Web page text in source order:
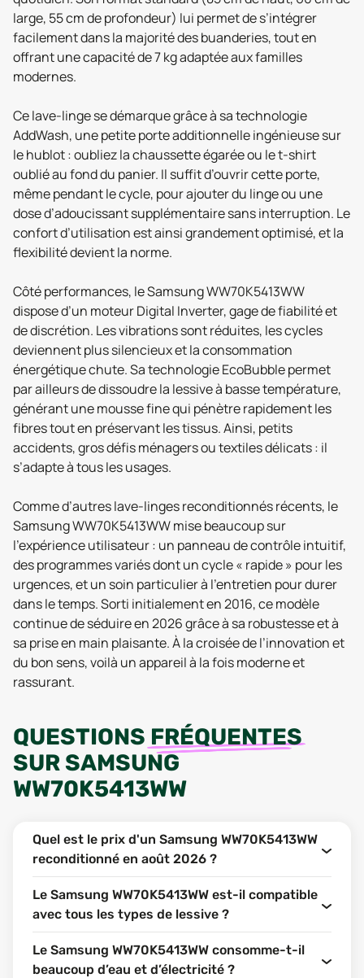
large, 55 cm de profondeur) lui permet de s’intégrer
facilement dans la majorité des buanderies, tout en
offrant une capacité de 7 kg adaptée aux familles
modernes.
Ce lave-linge se démarque grâce à sa technologie
AddWash, une petite porte additionnelle ingénieuse sur
le hublot : oubliez la chaussette égarée ou le t-shirt
oublié au fond du panier. Il suffit d’ouvrir cette porte,
même pendant le cycle, pour ajouter du linge ou une
dose d’adoucissant supplémentaire sans interruption. Le
confort d’utilisation est ainsi grandement optimisé, et la
flexibilité devient la norme.
Côté performances, le Samsung WW70K5413WW
dispose d’un moteur Digital Inverter, gage de fiabilité et
de discrétion. Les vibrations sont réduites, les cycles
deviennent plus silencieux et la consommation
énergétique chute. Sa technologie EcoBubble permet
par ailleurs de dissoudre la lessive à basse température,
générant une mousse fine qui pénètre rapidement les
fibres tout en préservant les tissus. Ainsi, petits
accidents, gros défis ménagers ou textiles délicats : il
s’adapte à tous les usages.
Comme d’autres lave-linges reconditionnés récents, le
Samsung WW70K5413WW mise beaucoup sur
l’expérience utilisateur : un panneau de contrôle intuitif,
des programmes variés dont un cycle « rapide » pour les
urgences, et un soin particulier à l’entretien pour durer
dans le temps. Sorti initialement en 2016, ce modèle
continue de séduire en 2026 grâce à sa robustesse et à
sa prise en main plaisante. À la croisée de l’innovation et
du bon sens, voilà un appareil à la fois moderne et
rassurant.
QUESTIONS FRÉQUENTES
SURSAMSUNG
WW70K5413WW
Quel est le prix d'un Samsung WW70K5413WW
reconditionné en août 2026 ?
Le Samsung WW70K5413WW est-il compatible
avec tous les types de lessive ?
Le Samsung WW70K5413WW consomme-t-il
beaucoup d’eau et d’électricité ?